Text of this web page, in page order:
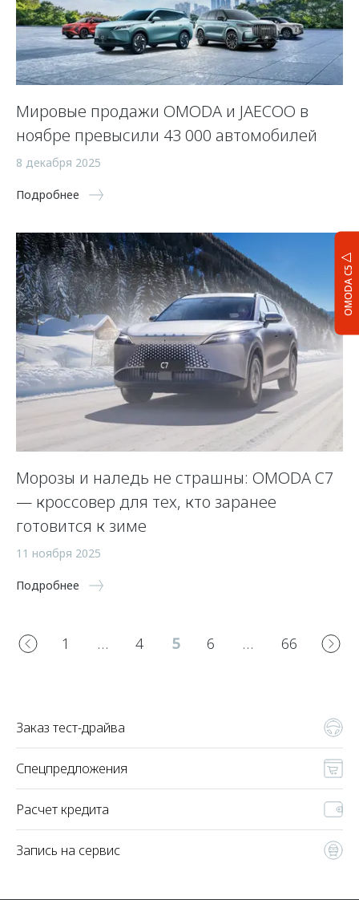
OMODA C5
Мировые продажи OMODA и JAECOO в
ноябре превысили 43 000 автомобилей
8 декабря 2025
Подробнее
Морозы и наледь не страшны: OMODA C7
— кроссовер для тех, кто заранее
готовится к зиме
11 ноября 2025
Подробнее
1 … 4 5 6 … 66
Заказ тест-драйва
Спецпредложения
Расчет кредита
Запись на сервис